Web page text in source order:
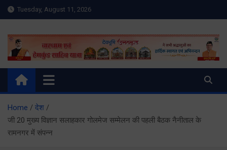
Skip
to
Tuesday, August 11, 2026
Meru Raibar | Uttarakhand
News | Uttarkashi News
meruraibar.com
Home
देश
जी 20 मुख्य विज्ञान सलाहकार गोलमेज सम्मेलन की पहली बैठक नैनीताल के
रामनगर में संपन्न